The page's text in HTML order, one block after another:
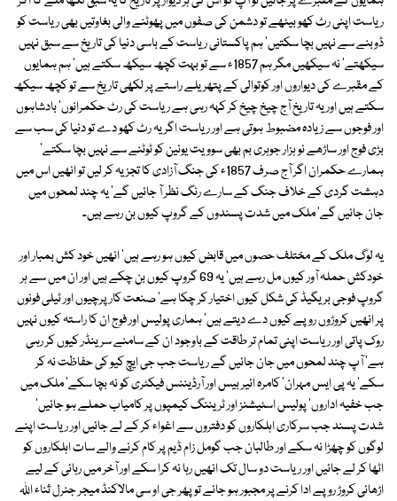
ریاست اپنی رٹ کھو بیٹھے تو دشمن کی صفوں میں پھوٹنے والی بغاوتیں بھی ریاست کو
ڈوبنے سے نہیں بچا سکتیں' ہم پاکستانی ریاست کے باسی دنیا کی تاریخ سے سبق نہیں
سیکھتے' نہ سیکھیں مگر ہم 1857ء سے تو بہت کچھ سیکھ سکتے ہیں' ہم ہمایوں
کے مقبرے کی دیواروں اور کوتوالی کے پتھریلے راستے پر لکھی تاریخ سے تو کچھ سیکھ
سکتے ہیں اور یہ تاریخ آج چیخ چیخ کر کہہ رہی ہے ریاست کی رٹ حکمرانوں' بادشاہوں
اور فوجوں سے زیادہ مضبوط ہوتی ہے اور ریاست اگر یہ رٹ کھو دے تو دنیا کی سب سے
بڑی فوج اور ساڑھے نو ہزار جوہری بم بھی سوویت یونین کو ٹوٹنے سے نہیں بچا سکتے'
ہمارے حکمران اگر آج صرف 1857ء کی جنگ آزادی کا تجزیہ کر لیں تو انھیں اس میں
دہشت گردی کے خلاف جنگ کے سارے رنگ نظر آ جائیں گے' یہ چند لمحوں میں
جان جائیں گے' ملک میں شدت پسندوں کے گروپ کیوں بن رہے ہیں۔
یہ لوگ ملک کے مختلف حصوں میں قابض کیوں ہو رہے ہیں' انھیں خود کش بمبار اور
خودکش حملہ آور کیوں مل رہے ہیں' یہ 69 گروپ کیوں بن چکے ہیں اور ان میں سے ہر
گروپ فوجی بریگیڈ کی شکل کیوں اختیار کر چکا ہے' صنعت کار پرچیوں اور ٹیلی فونوں
پر انھیں کروڑوں روپے کیوں دے دیتے ہیں' ہماری پولیس اور فوج ان کا راستہ کیوں نہیں
روک پاتی اور ریاست اپنی تمام تر طاقت کے باوجود ان کے سامنے سرینڈر کیوں کر رہی
ہے' آپ چند لمحوں میں جان جائیں گے ریاست جب جی ایچ کیو کی حفاظت نہ کر
سکے' یہ پی ایس مہران' کامرہ ائیر بیس اور آرڈیننس فیکٹری کو نہ بچا سکے' ملک میں
جب خفیہ اداروں' پولیس اسٹیشنز اور ٹریننگ کیمپوں پر کامیاب حملے ہو جائیں'
شدت پسند جب سرکاری اہلکاروں کو دفتروں سے اغواء کر کے لے جائیں اور ریاست اپنے
لوگوں کو چھڑا نہ سکے اور طالبان جب گومل زام ڈیم پر کام کرنے والے سات اہلکاروں کو
اٹھا کر لے جائیں اور ریاست دو سال تک انھیں رہا نہ کرا سکے اور آخر میں رہائی کے لیے
اڑھائی کروڑ روپے ادا کرنے پر مجبور ہو جائے تو پھر جی او سی مالاکنڈ میجر جنرل ثناء اللہ